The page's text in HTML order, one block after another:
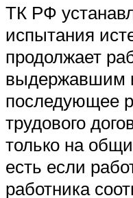
ТК РФ
испытания
продолжает
выдержавшим
последующее
трудового
только на
есть если
работника